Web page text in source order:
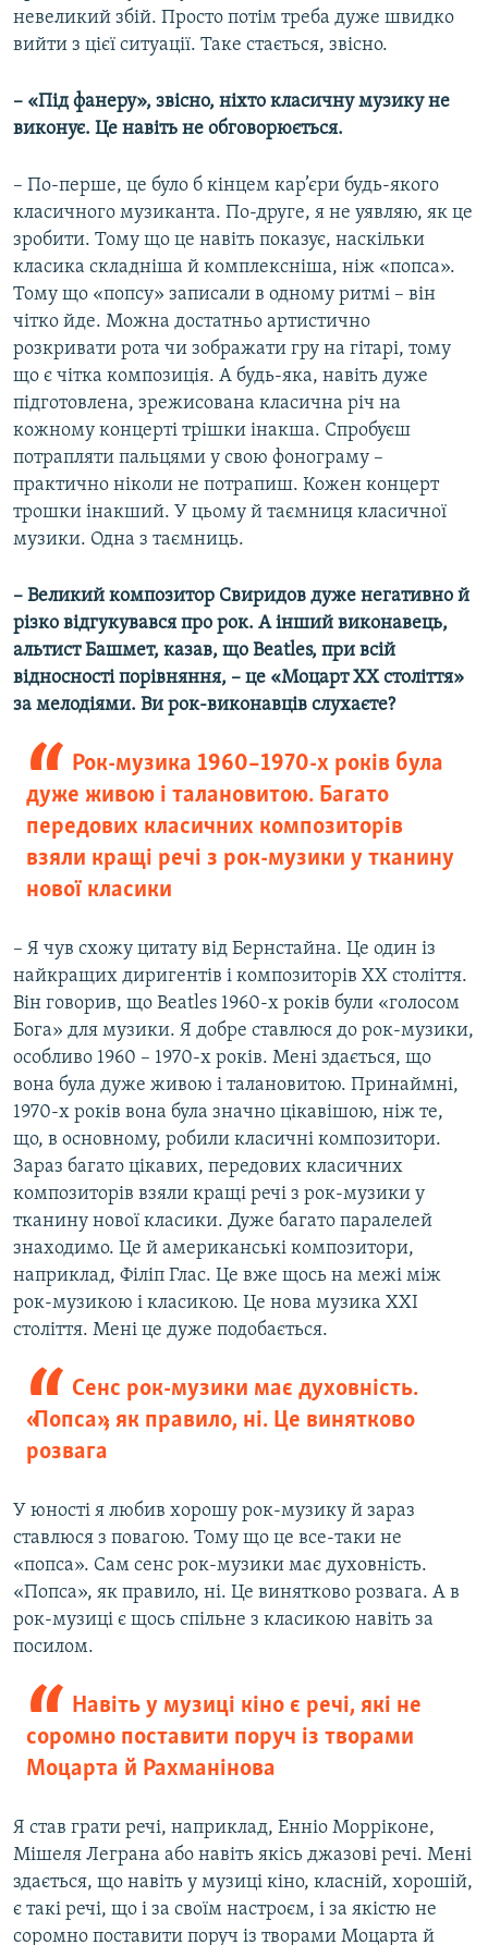
невеликий збій. Просто потім треба дуже швидко
вийти з цієї ситуації. Таке стається, звісно.
– «Під фанеру», звісно, ніхто класичну музику не
виконує. Це навіть не обговорюється.
– По-перше, це було б кінцем кар’єри будь-якого
класичного музиканта. По-друге, я не уявляю, як це
зробити. Тому що це навіть показує, наскільки
класика складніша й комплексніша, ніж «попса».
Тому що «попсу» записали в одному ритмі – він
чітко йде. Можна достатньо артистично
розкривати рота чи зображати гру на гітарі, тому
що є чітка композиція. А будь-яка, навіть дуже
підготовлена, зрежисована класична річ на
кожному концерті трішки інакша. Спробуєш
потрапляти пальцями у свою фонограму –
практично ніколи не потрапиш. Кожен концерт
трошки інакший. У цьому й таємниця класичної
музики. Одна з таємниць.
– Великий композитор Свиридов дуже негативно й
різко відгукувався про рок. А інший виконавець,
альтист Башмет, казав, що Beatles, при всій
відносності порівняння, – це «Моцарт ХХ століття»
за мелодіями. Ви рок-виконавців слухаєте?
Рок-музика 1960–1970-х років була
дуже живою і талановитою. Багато
передових класичних композиторів
взяли кращі речі з рок-музики у тканину
нової класики
– Я чув схожу цитату від Бернстайна. Це один із
найкращих диригентів і композиторів ХХ століття.
Він говорив, що Beatles 1960-х років були «голосом
Бога» для музики. Я добре ставлюся до рок-музики,
особливо 1960 – 1970-х років. Мені здається, що
вона була дуже живою і талановитою. Принаймні,
1970-х років вона була значно цікавішою, ніж те,
що, в основному, робили класичні композитори.
Зараз багато цікавих, передових класичних
композиторів взяли кращі речі з рок-музики у
тканину нової класики. Дуже багато паралелей
знаходимо. Це й американські композитори,
наприклад, Філіп Глас. Це вже щось на межі між
рок-музикою і класикою. Це нова музика ХХІ
століття. Мені це дуже подобається.
Сенс рок-музики має духовність.
«Попса», як правило, ні. Це винятково
розвага
У юності я любив хорошу рок-музику й зараз
ставлюся з повагою. Тому що це все-таки не
«попса». Сам сенс рок-музики має духовність.
«Попса», як правило, ні. Це винятково розвага. А в
рок-музиці є щось спільне з класикою навіть за
посилом.
Навіть у музиці кіно є речі, які не
соромно поставити поруч із творами
Моцарта й Рахманінова
Я став грати речі, наприклад, Енніо Морріконе,
Мішеля Леграна або навіть якісь джазові речі. Мені
здається, що навіть у музиці кіно, класній, хорошій,
є такі речі, що і за своїм настроєм, і за якістю не
соромно поставити поруч із творами Моцарта й